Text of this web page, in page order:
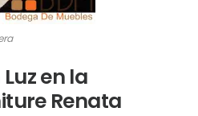
en la
Renata